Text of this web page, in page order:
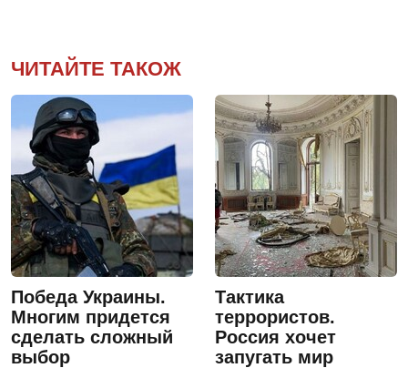
ЧИТАЙТЕ ТАКОЖ
Победа Украины.
Многим придется
сделать сложный
выбор
Тактика
террористов.
Россия хочет
запугать мир